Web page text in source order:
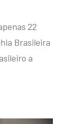
22
Brasileira
a